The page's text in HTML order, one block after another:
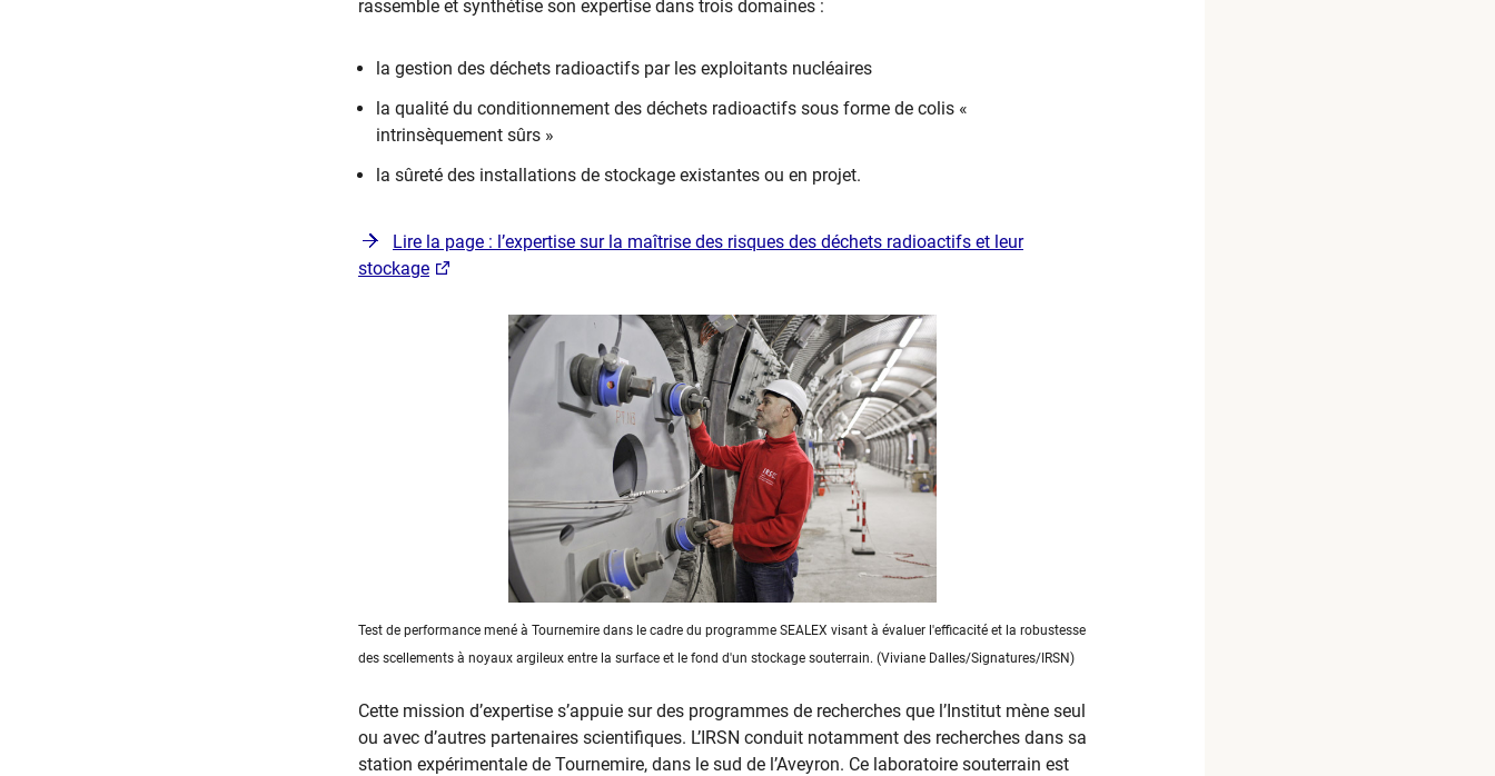
rassemble et synthétise son expertise dans trois domaines :
la gestion des déchets radioactifs par les exploitants nucléaires
la qualité du conditionnement des déchets radioactifs sous forme de colis «
intrinsèquement sûrs »
la sûreté des installations de stockage existantes ou en projet.
Lire la page : l’expertise sur la maîtrise des risques des déchets radioactifs et leur
stockage
Test de performance mené à Tournemire dans le cadre du programme SEALEX visant à évaluer l'efficacité et la robustesse
des scellements à noyaux argileux entre la surface et le fond d'un stockage souterrain. (Viviane Dalles/Signatures/IRSN)
Cette mission d’expertise s’appuie sur des programmes de recherches que l’Institut mène seul
ou avec d’autres partenaires scientifiques. L’IRSN conduit notamment des recherches dans sa
station expérimentale de Tournemire, dans le sud de l’Aveyron. Ce laboratoire souterrain est